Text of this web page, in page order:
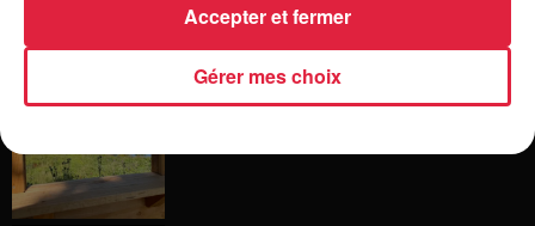
4 août 2026
Muttersholtz : après SensoRied,
Gérer mes choix
Accepter et fermer